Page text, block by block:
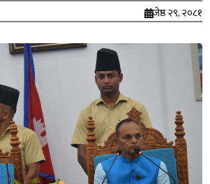
जेष्ठ २९, २०८१